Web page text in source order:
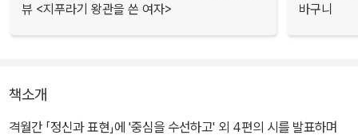
뷰 <지푸라기 왕관을 쓴 여자>
바구니
책소개
격월간 「정신과 표현」에 '중심을 수선하고' 외 4편의 시를 발표하며